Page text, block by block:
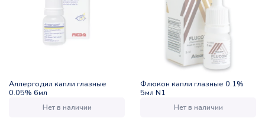
Аллергодил капли глазные
0.05% 6мл
Нет в наличии
Флюкон капли глазные 0.1%
5мл N1
Нет в наличии